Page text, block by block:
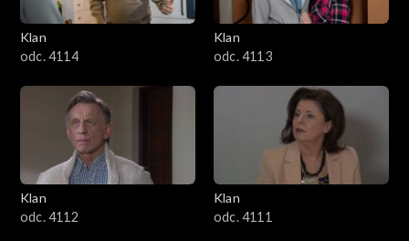
Klan
odc. 4114
Klan
odc. 4113
Klan
odc. 4112
Klan
odc. 4111